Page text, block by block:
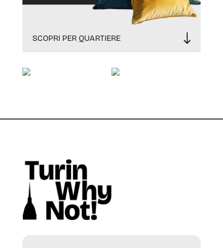
SCOPRI PER QUARTIERE